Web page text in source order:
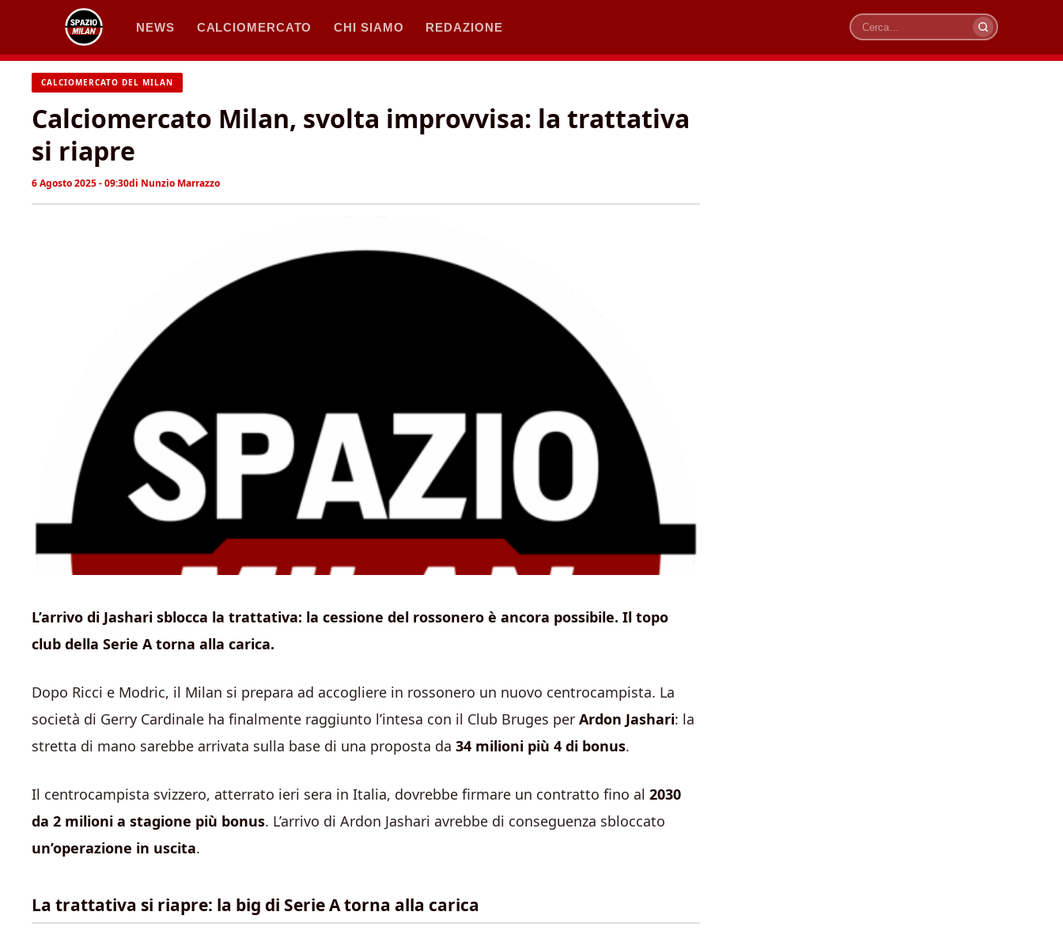
contenuto
NEWS CALCIOMERCATO CHI SIAMO REDAZIONE
Cerca
CALCIOMERCATO DEL MILAN
Calciomercato Milan, svolta improvvisa: la trattativa
si riapre
6 Agosto 2025 - 09:30di Nunzio Marrazzo
L’arrivo di Jashari sblocca la trattativa: la cessione del rossonero è ancora possibile. Il topo
club della Serie A torna alla carica.
Dopo Ricci e Modric, il Milan si prepara ad accogliere in rossonero un nuovo centrocampista. La
società di Gerry Cardinale ha finalmente raggiunto l’intesa con il Club Bruges per Ardon Jashari: la
stretta di mano sarebbe arrivata sulla base di una proposta da 34 milioni più 4 di bonus.
Il centrocampista svizzero, atterrato ieri sera in Italia, dovrebbe firmare un contratto fino al 2030
da 2 milioni a stagione più bonus. L’arrivo di Ardon Jashari avrebbe di conseguenza sbloccato
un’operazione in uscita.
La trattativa si riapre: la big di Serie A torna alla carica